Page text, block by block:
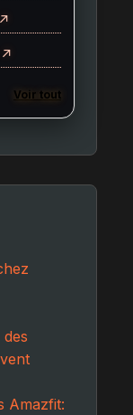
Voir tout
Amazfit: